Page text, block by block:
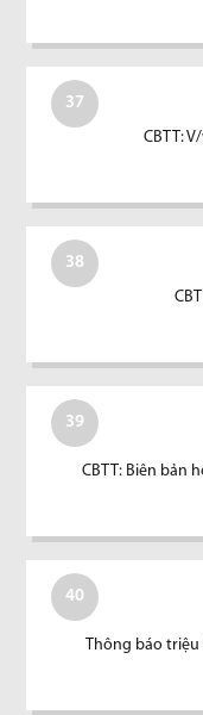
37
CBTT:
38
39
CBTT: Biên bản
40
Thông báo